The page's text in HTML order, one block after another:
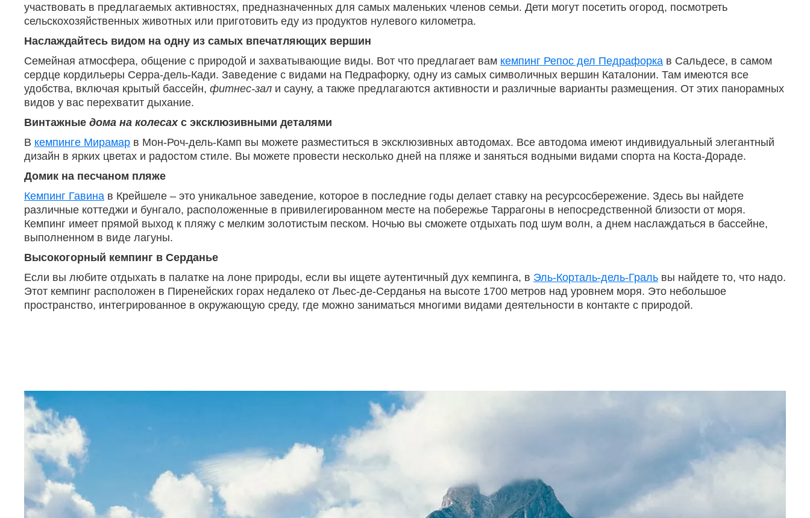
участвовать в предлагаемых активностях, предназначенных для самых маленьких членов семьи. Дети могут посетить огород, посмотреть
сельскохозяйственных животных или приготовить еду из продуктов нулевого километра.
Наслаждайтесь видом на одну из самых впечатляющих вершин
Семейная атмосфера, общение с природой и захватывающие виды. Вот что предлагает вам кемпинг Репос дел Педрафорка в Сальдесе, в самом
сердце кордильеры Серра-дель-Кади. Заведение с видами на Педрафорку, одну из самых символичных вершин Каталонии. Там имеются все
удобства, включая крытый бассейн, фитнес-зал и сауну, а также предлагаются активности и различные варианты размещения. От этих панорамных
видов у вас перехватит дыхание.
Винтажные дома на колесахс эксклюзивными деталями
В кемпинге Мирамар в Мон-Роч-дель-Камп вы можете разместиться в эксклюзивных автодомах. Все автодома имеют индивидуальный элегантный
дизайн в ярких цветах и радостом стиле. Вы можете провести несколько дней на пляже и заняться водными видами спорта на Коста-Дораде.
Домик на песчаном пляже
Кемпинг Гавина в Крейшеле – это уникальное заведение, которое в последние годы делает ставку на ресурсосбережение. Здесь вы найдете
различные коттеджи и бунгало, расположенные в привилегированном месте на побережье Таррагоны в непосредственной близости от моря.
Кемпинг имеет прямой выход к пляжу с мелким золотистым песком. Ночью вы сможете отдыхать под шум волн, а днем наслаждаться в бассейне,
выполненном в виде лагуны.
Высокогорный кемпинг в Серданье
Если вы любите отдыхать в палатке на лоне природы, если вы ищете аутентичный дух кемпинга, в Эль-Корталь-дель-Граль вы найдете то, что надо.
Этот кемпинг расположен в Пиренейских горах недалеко от Льес-де-Серданья на высоте 1700 метров над уровнем моря. Это небольшое
пространство, интегрированное в окружающую среду, где можно заниматься многими видами деятельности в контакте с природой.